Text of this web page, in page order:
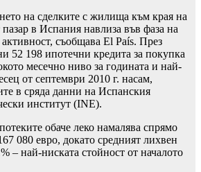
на сделките с жилища към края на
в Испания навлиза във фаза на
съобщава El País. През
52 198 ипотечни кредита за покупка
месечно ниво за годината и най-
от септември 2010 г. насам,
в сряда данни на Испанския
институт (INE).
обаче леко намалява спрямо
080 евро, докато средният лихвен
– най-ниската стойност от началото